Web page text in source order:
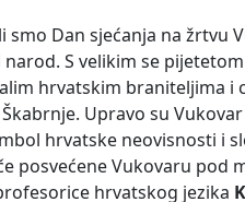
smo Dan sjećanja na žrtvu
S velikim se
hrvatskim braniteljima i
Upravo su
hrvatske neovisnosti i
posvećene Vukovaru pod
hrvatskog jezika